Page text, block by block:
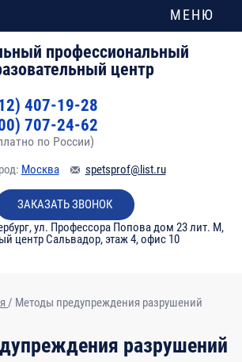
профессиональный
центр
407-19-28
707-24-62
по России)
Москва spetsprof@list.ru
ЗАКАЗАТЬ ЗВОНОК
,ул. Профессора Попова дом 23 лит. М,
центр Сальвадор, этаж 4, офис 10
МЕНЮ
/ Методы предупреждения разрушений
разрушений